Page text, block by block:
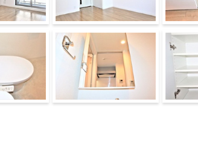
その他部屋・スペース キッチン